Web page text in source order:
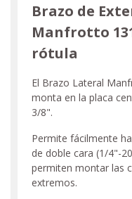
Brazo de
Manfrotto
rótula
El Brazo Lateral
monta en la placa
3/8".
Permite fácilmente
de doble cara (1/4"-
permiten montar las
extremos.